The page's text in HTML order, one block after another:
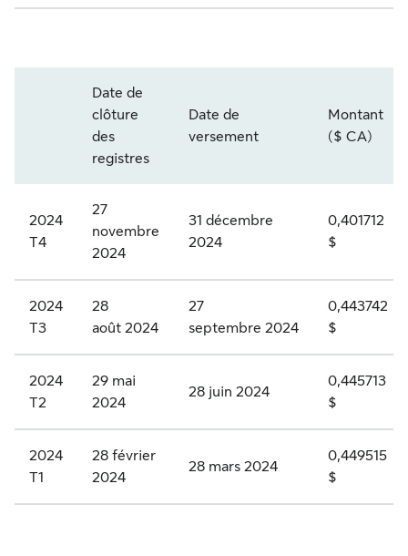
d
n
o
c
u
m
u
s
r
l
é
g
i
é
à
d
v
i
S
P
R
K
-
A
t
i
o
n
s
Année et trimestre
Date de
clôture
des
registres
Date de
versement
Montant
($ CA)
2024
T4
27
novembre
2024
31 décembre
2024
0,401712
$
2024
T3
28
août 2024
27
septembre 2024
0,443742
$
2024
T2
29 mai
2024
28 juin 2024
0,445713
$
2024
T1
28 février
2024
28 mars 2024
0,449515
$